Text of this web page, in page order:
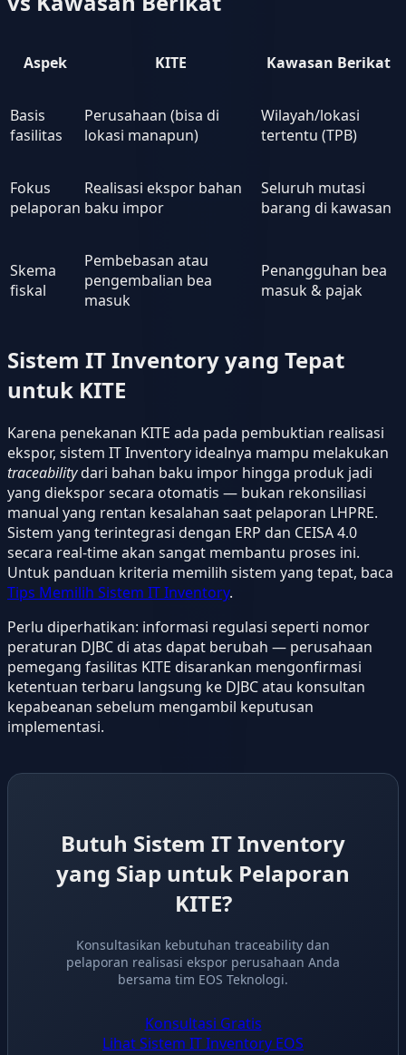
Aspek KITE Kawasan Berikat
Basis
fasilitas
Perusahaan (bisa di
lokasi manapun)
Wilayah/lokasi
tertentu (TPB)
Fokus
pelaporan
Realisasi ekspor bahan
baku impor
Seluruh mutasi
barang di kawasan
Skema
fiskal
Pembebasan atau
pengembalian bea
masuk
Penangguhan bea
masuk & pajak
Sistem IT Inventory yang Tepat
untuk KITE
Karena penekanan KITE ada pada pembuktian realisasi
ekspor, sistem IT Inventory idealnya mampu melakukan
traceabilitydari bahan baku impor hingga produk jadi
yang diekspor secara otomatis — bukan rekonsiliasi
manual yang rentan kesalahan saat pelaporan LHPRE.
Sistem yang terintegrasi dengan ERP dan CEISA 4.0
secara real-time akan sangat membantu proses ini.
Untuk panduan kriteria memilih sistem yang tepat, baca
Tips Memilih Sistem IT Inventory.
Perlu diperhatikan: informasi regulasi seperti nomor
peraturan DJBC di atas dapat berubah — perusahaan
pemegang fasilitas KITE disarankan mengonfirmasi
ketentuan terbaru langsung ke DJBC atau konsultan
kepabeanan sebelum mengambil keputusan
implementasi.
Butuh Sistem IT Inventory
yang Siap untuk Pelaporan
KITE?
Konsultasikan kebutuhan traceability dan
pelaporan realisasi ekspor perusahaan Anda
bersama tim EOS Teknologi.
Konsultasi Gratis
Lihat Sistem IT Inventory EOS